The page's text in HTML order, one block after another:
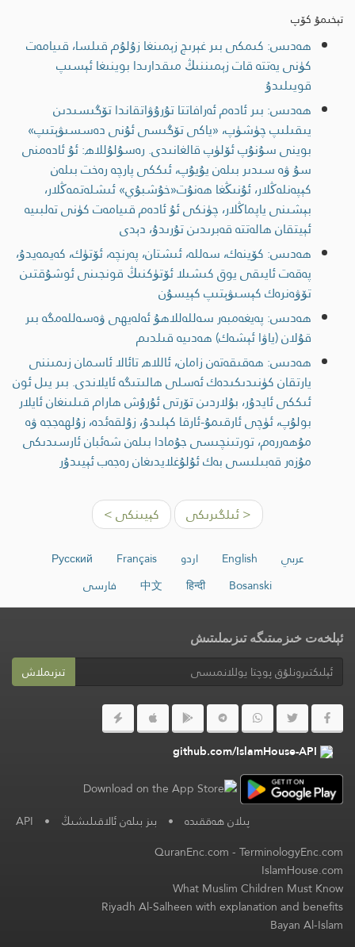
تېخىمۇ كۆپ
ھەدىس: كىمكى بىر غېرىچ زېمىنغا زۇلۇم قىلسا، قىيامەت
كۈنى يەتتە قات زېمىننىڭ مىقدارىدا بوينىغا ئېسىپ
قويىلىدۇ
ھەدىس: بىر ئادەم ئەرافاتتا تۇرۇۋاتقاندا تۆگىسىدىن
يىقىلىپ چۈشۈپ، «ياكى تۆگىسى ئۇنى دەسسىۋېتىپ»
بوينى سۇنۇپ ئۆلۈپ قالغانىدى. رەسۇلۇللاھ: ئۇ ئادەمنى
سۇ ۋە سىدىر بىلەن يۇيۇپ، ئىككى پارچە رەخت بىلەن
كېپەنلەڭلار، ئۇنىڭغا ھەنۇت«خۇشبۇي» ئىشلەتمەڭلار،
بېشىنى ياپماڭلار، چۈنكى ئۇ ئادەم قىيامەت كۈنى تەلبىيە
ئېيتقان ھالەتتە قەبرىدىن تۇرىدۇ، دېدى
ھەدىس: كۆينەك، سەللە، ئىشتان، پەرنچە، ئۆتۈك، كەيمەيدۇ،
پەقەت ئايىقى يوق كىشىلا ئۆتۈكنىڭ قونجىنى ئوشۇقتىن
تۆۋەنرەك كېسىۋېتىپ كېيسۇن
ھەدىس: پەيغەمبەر سەللەللاھۇ ئەلەيھى ۋەسەللەمگە بىر
قۇلان (ياۋا ئېشەك) ھەدىيە قىلدىم
ھەدىس: ھەقىقەتەن زامان، ئاللاھ تائالا ئاسمان زىمىننى
يارتقان كۈنىدىكىدەك ئەسلى ھالىتىگە ئايلاندى. بىر يىل ئون
ئىككى ئايدۇر، بۇلاردىن تۆرتى ئۇرۇش ھارام قىلىنغان ئايلار
بولۇپ، ئۈچى ئارقىمۇ-ئارقا كېلىدۇ، زۇلقەئدە، زۇلھەججە ۋە
مۇھەررەم، تورتىنچىسى جۇمادا بىلەن شەئبان ئارسىدىكى
مۇزەر قەبىلىسى بەك ئۇلۇغلايدىغان رەجەب ئېيىدۇر
< ئىلگىرىكى كېيىنكى >
عربي English اردو Français
Русский
Bosanski
हिन्दी
中文 فارسی
ئېلخەت خىزمىتىگە تىزىملىتىش
تىزىملاش
github.com/IslamHouse-API
پىلان ھەققىدە • بىز بىلەن ئالاقىلىشىڭ •
API
QuranEnc.com-TerminologyEnc.com
IslamHouse.com
What Muslim Children Must Know
Riyadh Al-Salheen with explanation and benefits
Bayan Al-Islam